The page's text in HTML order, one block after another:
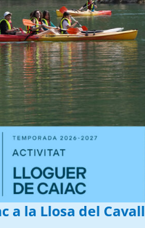
a la Llosa del Cavall